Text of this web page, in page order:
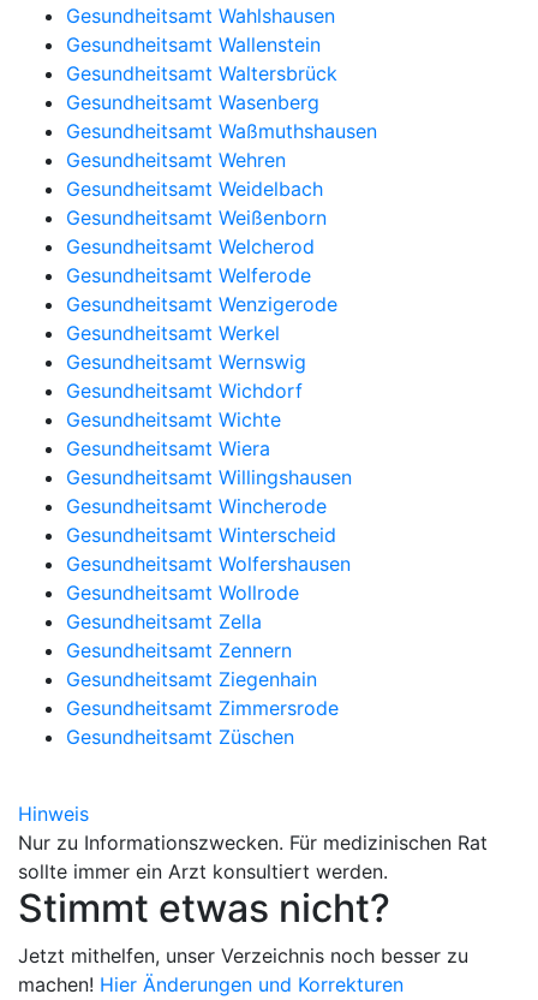
Gesundheitsamt Wahlshausen
Gesundheitsamt Wallenstein
Gesundheitsamt Waltersbrück
Gesundheitsamt Wasenberg
Gesundheitsamt Waßmuthshausen
Gesundheitsamt Wehren
Gesundheitsamt Weidelbach
Gesundheitsamt Weißenborn
Gesundheitsamt Welcherod
Gesundheitsamt Welferode
Gesundheitsamt Wenzigerode
Gesundheitsamt Werkel
Gesundheitsamt Wernswig
Gesundheitsamt Wichdorf
Gesundheitsamt Wichte
Gesundheitsamt Wiera
Gesundheitsamt Willingshausen
Gesundheitsamt Wincherode
Gesundheitsamt Winterscheid
Gesundheitsamt Wolfershausen
Gesundheitsamt Wollrode
Gesundheitsamt Zella
Gesundheitsamt Zennern
Gesundheitsamt Ziegenhain
Gesundheitsamt Zimmersrode
Gesundheitsamt Züschen
Hinweis
Nur zu Informationszwecken. Für medizinischen Rat
sollte immer ein Arzt konsultiert werden.
Stimmt etwas nicht?
Jetzt mithelfen, unser Verzeichnis noch besser zu
machen! Hier Änderungen und Korrekturen